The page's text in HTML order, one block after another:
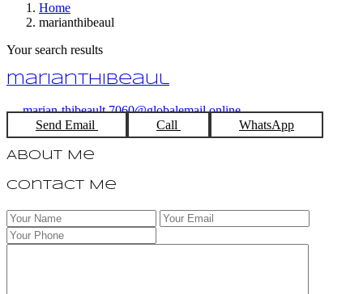
Home
marianthibeaul
Your search results
marianthibeaul
marian-thibeault.7060@globalemail.online
Send Email
Call WhatsApp
About Me
Contact Me